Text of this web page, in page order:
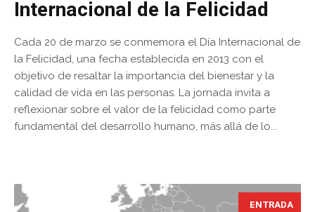
Internacional de la Felicidad
Cada 20 de marzo se conmemora el Día Internacional de
la Felicidad, una fecha establecida en 2013 con el
objetivo de resaltar la importancia del bienestar y la
calidad de vida en las personas. La jornada invita a
reflexionar sobre el valor de la felicidad como parte
fundamental del desarrollo humano, más allá de lo...
ENTRADA